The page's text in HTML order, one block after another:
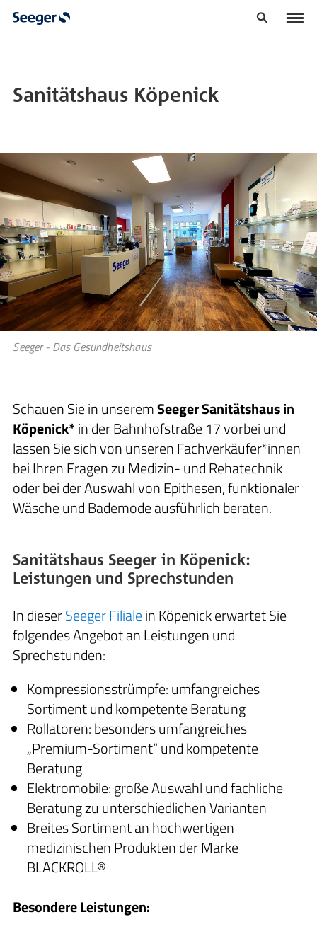
Sanitätshaus Köpenick
Seeger - Das Gesundheitshaus
Schauen Sie in unseremSeeger Sanitätshaus in
Köpenick*in der Bahnhofstraße 17 vorbei und
lassen Sie sich von unseren Fachverkäufer*innen
bei Ihren Fragen zu Medizin- und Rehatechnik
oder bei der Auswahl von Epithesen, funktionaler
Wäsche und Bademode ausführlich beraten.
Sanitätshaus Seeger in Köpenick:
Leistungen und Sprechstunden
In dieserSeeger Filialein Köpenick erwartet Sie
folgendes Angebot an Leistungen und
Sprechstunden:
Kompressionsstrümpfe: umfangreiches
Sortiment und kompetente Beratung
Rollatoren: besonders umfangreiches
„Premium-Sortiment“ und kompetente
Beratung
Elektromobile: große Auswahl und fachliche
Beratung zu unterschiedlichen Varianten
Breites Sortiment an hochwertigen
medizinischen Produkten der Marke
BLACKROLL®
Besondere Leistungen: